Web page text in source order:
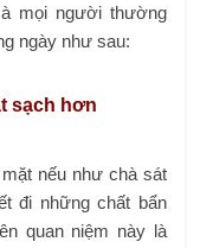
mọi người thường
ngày như sau:
sạch hơn
nếu như chà sát
đi những chất bẩn
quan niệm này là